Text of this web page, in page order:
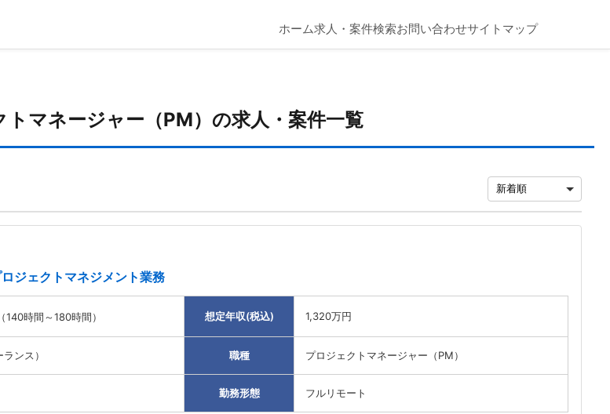
ホーム求人・案件検索お問い合わせサイトマップ
マネージャー（PM）の求人・案件一覧
ジェクトマネジメント業務
（140時間～180時間） 想定年収(税込) 1,320万円
ンス） 職種 プロジェクトマネージャー（PM）
勤務形態 フルリモート